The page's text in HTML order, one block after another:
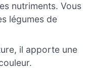
nutriments. Vous
légumes de
il apporte une